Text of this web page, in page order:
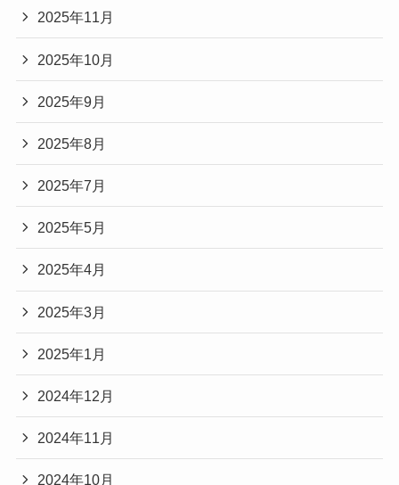
2025年11月
2025年10月
2025年9月
2025年8月
2025年7月
2025年5月
2025年4月
2025年3月
2025年1月
2024年12月
2024年11月
2024年10月